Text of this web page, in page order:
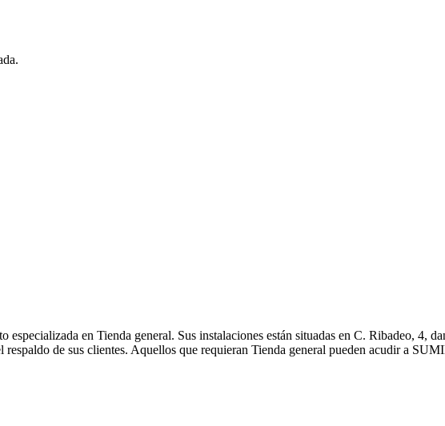
en Tienda general. Sus instalaciones están situadas en C. Ribadeo, 4,
de sus clientes. Aquellos que requieran Tienda general pueden acudir a